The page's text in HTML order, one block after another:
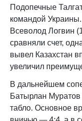
Подопечные
командой
Всеволод Логвин
сравняли счет,
вывел Казахстан
увеличил
В дальнейшем
Батырлан Муратов
табло. Основное